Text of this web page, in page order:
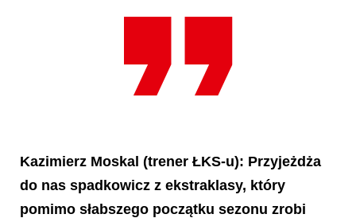
Kazimierz Moskal (trener ŁKS-u): Przyjeżdża
do nas spadkowicz z ekstraklasy, który
pomimo słabszego początku sezonu zrobi